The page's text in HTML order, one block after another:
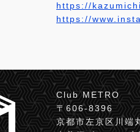
https://
https://
Club METRO
〒606-8396
京都市左京区川端